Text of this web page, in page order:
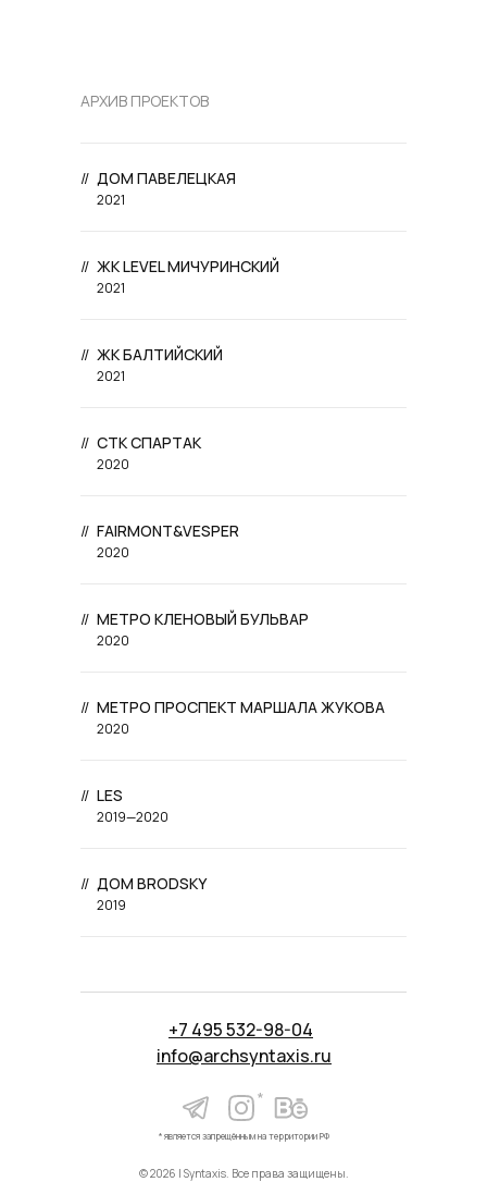
АРХИВ ПРОЕКТОВ
2021
ДОМ ПАВЕЛЕЦКАЯ
//
2021
ЖК LEVEL МИЧУРИНСКИЙ
//
2021
ЖК БАЛТИЙСКИЙ
//
2020
СТК СПАРТАК
//
2020
FAIRMONT&VESPER
//
2020
МЕТРО КЛЕНОВЫЙ БУЛЬВАР
//
2020
МЕТРО ПРОСПЕКТ МАРШАЛА ЖУКОВА
//
2019—2020
LES
//
2019
ДОМ BRODSKY
//
© 2026 | Syntaxis. Все права защищены.
* является запрещённым на территории РФ
info@archsyntaxis.ru
*
+7 495 532-98-04